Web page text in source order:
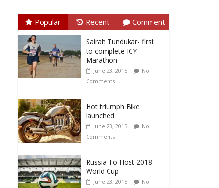
Popular Recent Comment
Sairah Tundukar- first
to complete ICY
Marathon
June 23, 2015
No
Comments
Hot triumph Bike
launched
June 23, 2015
No
Comments
Russia To Host 2018
World Cup
June 23, 2015
No